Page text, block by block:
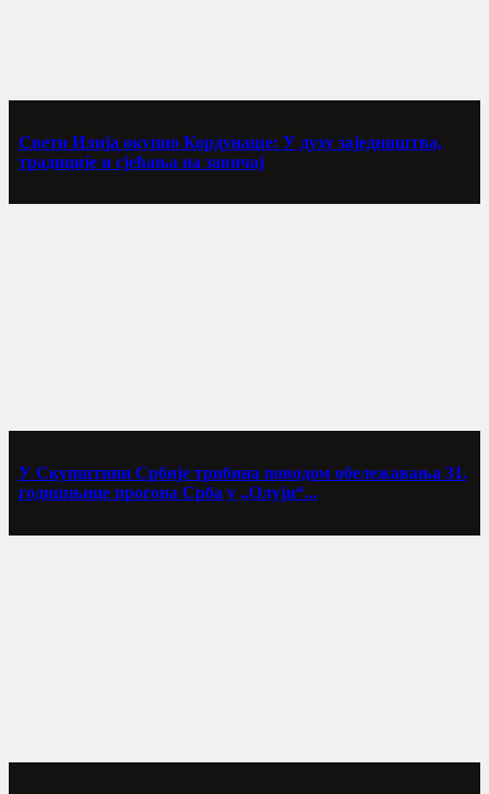
Свети Илија окупио Кордунаше: У духу заједништва,
традиције и сјећања на завичај
У Скупштини Србије трибина поводом обележавања 31.
годишњице прогона Срба у „Олуји“...